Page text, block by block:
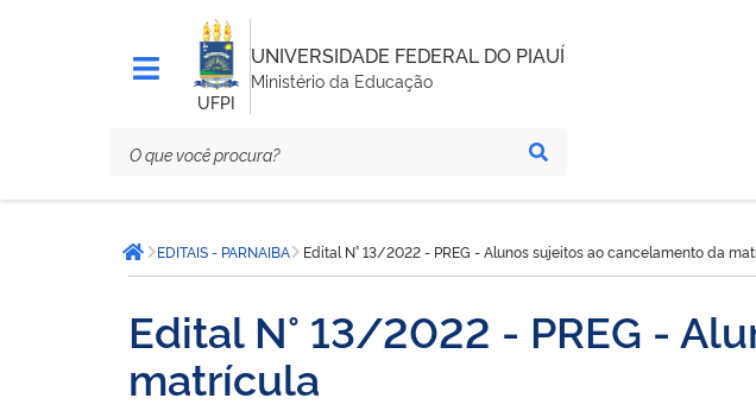
UFPI
UNIVERSIDADE FEDERAL DO PIAUÍ
Ministério da Educação
está
aqui:Página inicial
EDITAIS - PARNAIBA Edital N° 13/2022 - PREG - Alunos sujeitos ao cancelamento da
Edital N° 13/2022 - PREG -
matrícula